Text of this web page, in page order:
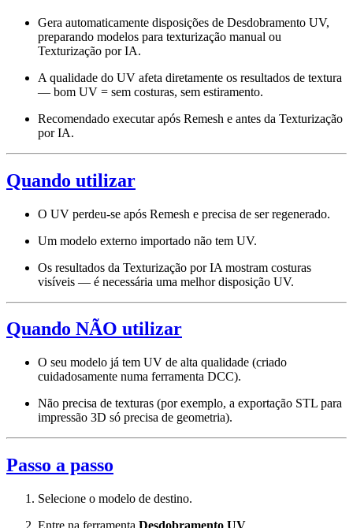
Gera automaticamente disposições de Desdobramento UV,
preparando modelos para texturização manual ou
Texturização por IA.
A qualidade do UV afeta diretamente os resultados de textura
— bom UV = sem costuras, sem estiramento.
Recomendado executar após Remesh e antes da Texturização
por IA.
Quando utilizar
O UV perdeu-se após Remesh e precisa de ser regenerado.
Um modelo externo importado não tem UV.
Os resultados da Texturização por IA mostram costuras
visíveis — é necessária uma melhor disposição UV.
Quando NÃO utilizar
O seu modelo já tem UV de alta qualidade (criado
cuidadosamente numa ferramenta DCC).
Não precisa de texturas (por exemplo, a exportação STL para
impressão 3D só precisa de geometria).
Passo a passo
Selecione o modelo de destino.